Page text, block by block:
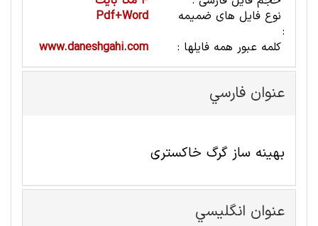
نوع فایل های ضمیمه
:
Pdf+Word
کلمه عبور همه فایلها :
www.daneshgahi.com
عنوان فارسي
بهینه ساز گرگ خاکستری
عنوان انگليسي